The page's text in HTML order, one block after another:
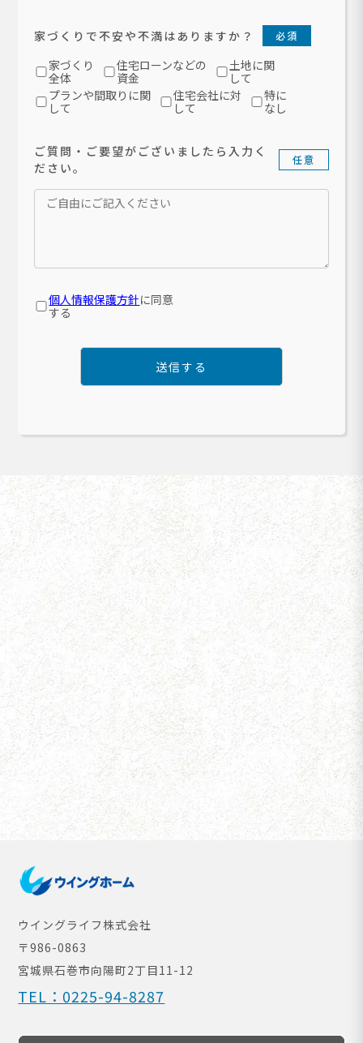
家づくりで不安や不満はありますか？ 必須
家づくり
全体
住宅ローンなどの
資金
土地に関
して
プランや間取りに関
して
住宅会社に対
して
特に
なし
ご質問・ご要望がございましたら入力く
ださい。
任意
個人情報保護方針に同意
する
ウイングライフ株式会社
〒986-0863
宮城県石巻市向陽町2丁目11-12
TEL：0225-94-8287